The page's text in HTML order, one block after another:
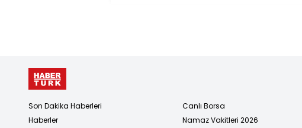
Son Dakika Haberleri
Haberler
Canlı Borsa
Namaz Vakitleri 2026